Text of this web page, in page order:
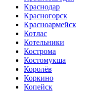
Краснодар
Красногорск
Красноармейск
Котлас
Котельники
Кострома
Костомукша
Королёв
Коркино
Копейск